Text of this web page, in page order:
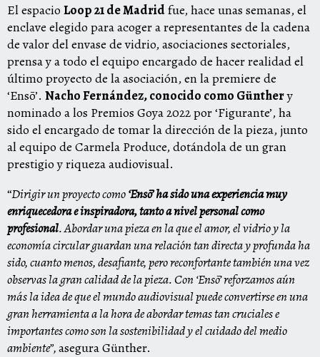
El espacio Loop 21 de Madridfue, hace unas semanas, el
enclave elegido para acoger a representantes de la cadena
de valor del envase de vidrio, asociaciones sectoriales,
prensa y a todo el equipo encargado de hacer realidad el
último proyecto de la asociación, en la premiere de
‘Ensō’. Nacho Fernández, conocido como Günthery
nominado a los Premios Goya 2022 por ‘Figurante’, ha
sido el encargado de tomar la dirección de la pieza, junto
al equipo de Carmela Produce, dotándola de un gran
prestigio y riqueza audiovisual.
“Dirigir un proyecto como‘Ensō’ ha sido una experiencia muy
enriquecedora e inspiradora, tanto a nivel personal como
profesional. Abordar una pieza en la que el amor, el vidrio y la
economía circular guardan una relación tan directa y profunda ha
sido, cuanto menos, desafiante, pero reconfortante también una vez
observas la gran calidad de la pieza. Con ‘Ensō’ reforzamos aún
más la idea de que el mundo audiovisual puede convertirse en una
gran herramienta a la hora de abordar temas tan cruciales e
importantes como son la sostenibilidad y el cuidado del medio
ambiente”,asegura Günther.